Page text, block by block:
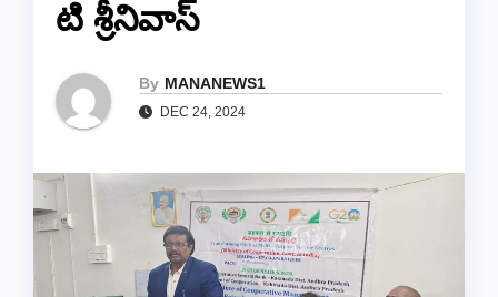
టి శ్రీనివాస్
By MANANEWS1
DEC 24, 2024